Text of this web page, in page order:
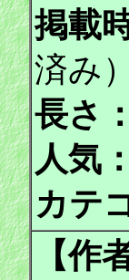
掲載
済み）
長さ：
人気：
カテ
【作